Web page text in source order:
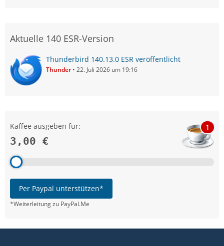
Aktuelle 140 ESR-Version
Thunderbird 140.13.0 ESR veröffentlicht
Thunder 22. Juli 2026 um 19:16
Kaffee ausgeben für:
3,00 €
1
Per Paypal unterstützen*
*Weiterleitung zu PayPal.Me